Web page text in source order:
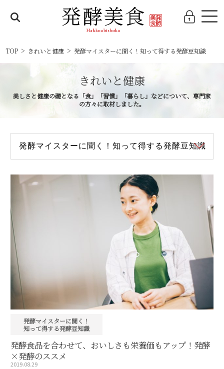
TOP きれいと健康 発酵マイスターに聞く！知って得する発酵豆知識
きれいと健康
美しさと健康の礎となる「食」「習慣」「暮らし」などについて、専門家
の方々に取材しました。
発酵マイスターに聞く！
知って得する発酵豆知識
発酵食品を合わせて、おいしさも栄養価もアップ！発酵
×発酵のススメ
2019.08.29